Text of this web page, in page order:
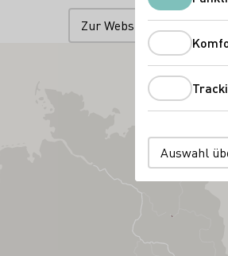
Zur Website
Auswahl